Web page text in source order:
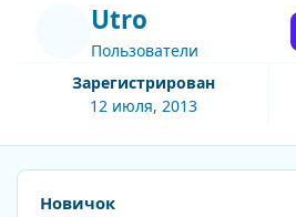
Utro
Пользователи
Зарегистрирован
12 июля, 2013
Посмотреть все
Новичок